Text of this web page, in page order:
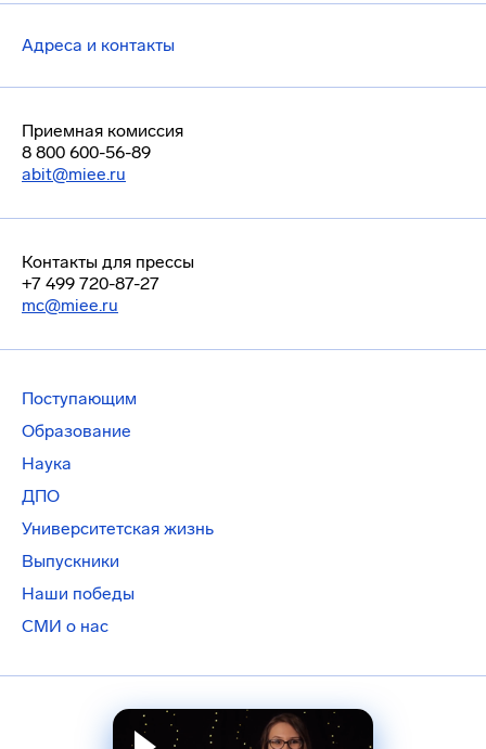
Адреса и контакты
Приемная комиссия
8 800 600-56-89
abit@miee.ru
Контакты для прессы
+7 499 720-87-27
mc@miee.ru
Поступающим
Образование
Наука
ДПО
Университетская жизнь
Выпускники
Наши победы
СМИ о нас